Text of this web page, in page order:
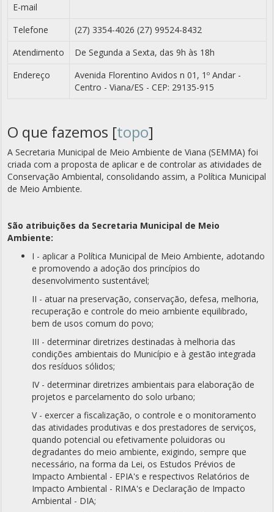
E-mail
Telefone
(27) 3354-4026 (27) 99524-8432
Atendimento
De Segunda a Sexta, das 9h às 18h
Endereço
Avenida Florentino Avidos n 01, 1º Andar -
Centro - Viana/ES - CEP: 29135-915
O que fazemos [topo]
A Secretaria Municipal de Meio Ambiente de Viana (SEMMA) foi
criada com a proposta de aplicar e de controlar as atividades de
Conservação Ambiental, consolidando assim, a Política Municipal
de Meio Ambiente.
São atribuições da Secretaria Municipal de Meio
Ambiente:
I - aplicar a Política Municipal de Meio Ambiente, adotando
e promovendo a adoção dos princípios do
desenvolvimento sustentável;
II - atuar na preservação, conservação, defesa, melhoria,
recuperação e controle do meio ambiente equilibrado,
bem de usos comum do povo;
III - determinar diretrizes destinadas à melhoria das
condições ambientais do Município e à gestão integrada
dos resíduos sólidos;
IV - determinar diretrizes ambientais para elaboração de
projetos e parcelamento do solo urbano;
V - exercer a fiscalização, o controle e o monitoramento
das atividades produtivas e dos prestadores de serviços,
quando potencial ou efetivamente poluidoras ou
degradantes do meio ambiente, exigindo, sempre que
necessário, na forma da Lei, os Estudos Prévios de
Impacto Ambiental - EPIA's e respectivos Relatórios de
Impacto Ambiental - RIMA's e Declaração de Impacto
Ambiental - DIA;